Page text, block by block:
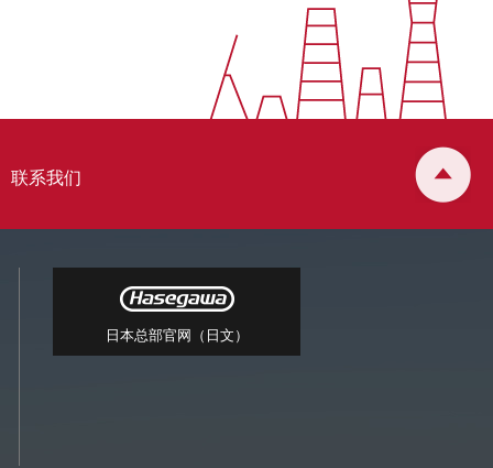
联系我们
日本总部官网（日文）